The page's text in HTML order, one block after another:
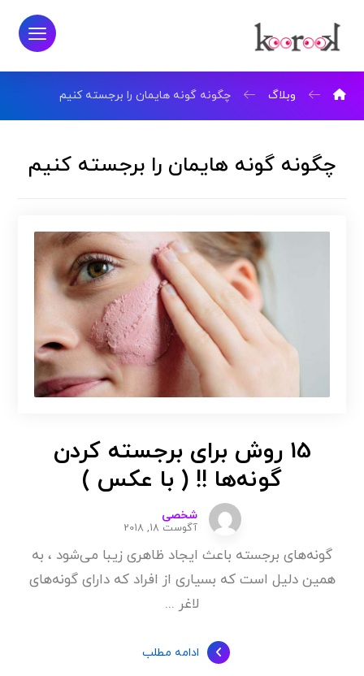
وبلاگ چگونه گونه هایمان را برجسته کنیم
چگونه گونه هایمان را برجسته کنیم
15 روش برای برجسته کردن
گونه‌ها !! ( با عکس )
شخصی
آگوست 18, 2018
گونه‌های برجسته باعث ایجاد ظاهری زیبا می‌شود ، به
همین دلیل است که بسیاری از افراد که دارای گونه‌های
لاغر ...
ادامه مطلب